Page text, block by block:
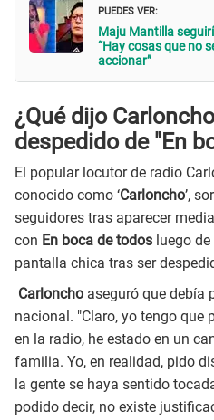
PUEDES VER:
Maju Mantilla
“Hay cosas que no
accionar”
¿Qué dijo
despedido de "En
El popular locutor de radio
conocido como ‘Carloncho’,
seguidores tras aparecer
con En boca de todos luego
pantalla chica tras ser
Carloncho aseguró que debía
nacional. "Claro, yo tengo que
en la radio, he estado en un
familia. Yo, en realidad, pido
la gente se haya sentido
podido decir, no existe